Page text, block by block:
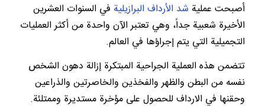
أصبحت عملية شد الأرداف البرازيلية في السنوات العشرين
الأخيرة شعبية جداً، وهي تعتبر الآن واحدة من أكثر العمليات
التجميلية التي يتم إجراؤها في العالم.
تتضمن هذه العملية الجراحية المبتكرة إزالة دهون الشخص
نفسه من البطن والظهر والفخذين والخاصرتين والذراعين
وحقنها في الارداف للحصول على مؤخرة مستديرة وممتلئة.